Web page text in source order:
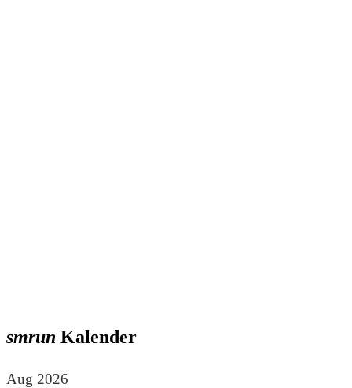
smrun Kalender
Aug 2026